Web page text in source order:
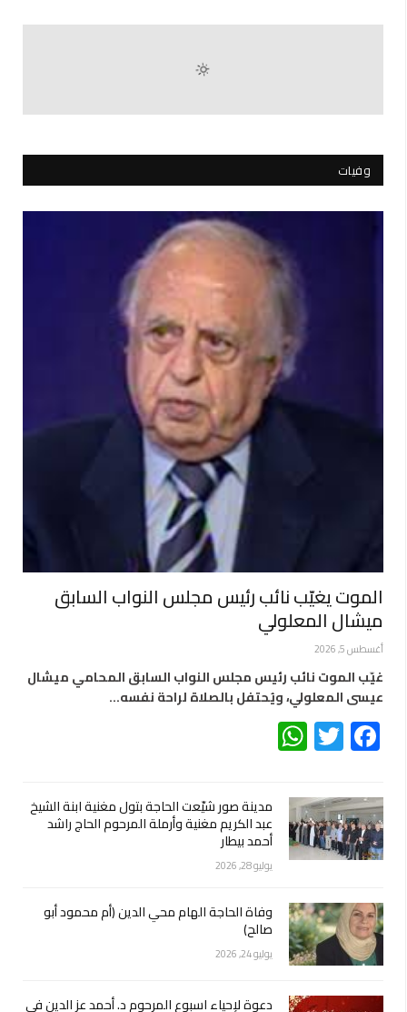
وفيات
الموت يغيّب نائب رئيس مجلس النواب السابق
ميشال المعلولي
أغسطس 5, 2026
غيّب الموت نائب رئيس مجلس النواب السابق المحامي ميشال
عيسى المعلولي، ويُحتفل بالصلاة لراحة نفسه…
Facebook
Twitter
مدينة صور شيّعت الحاجة بتول مغنية ابنة الشيخ
عبد الكريم مغنية وأرملة المرحوم الحاج راشد
أحمد بيطار
يوليو 28, 2026
وفاة الحاجة الهام محي الدين (أم محمود أبو
صالح)
يوليو 24, 2026
دعوة لإحياء اسبوع المرحوم د. أحمد عز الدين في